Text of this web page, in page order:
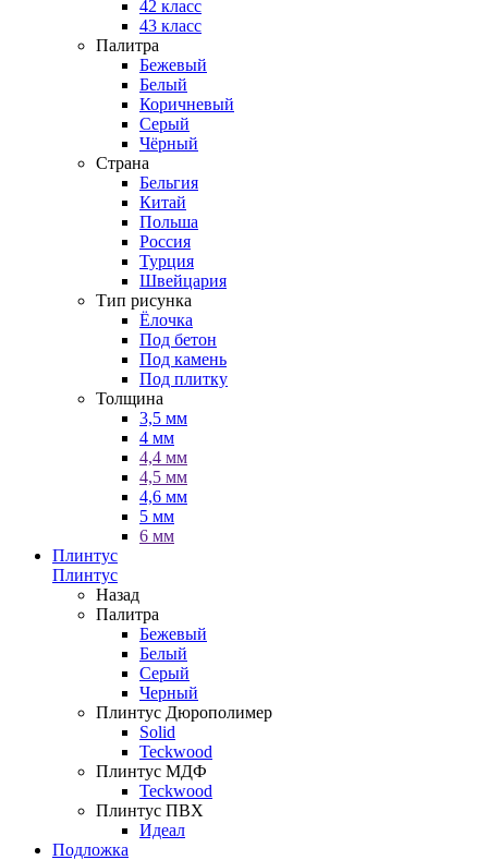
42 класс
43 класс
Палитра
Бежевый
Белый
Коричневый
Серый
Чёрный
Страна
Бельгия
Китай
Польша
Россия
Турция
Швейцария
Тип рисунка
Ёлочка
Под бетон
Под камень
Под плитку
Толщина
3,5 мм
4 мм
4,4 мм
4,5 мм
4,6 мм
5 мм
6 мм
Плинтус
Плинтус
Назад
Палитра
Бежевый
Белый
Серый
Черный
Плинтус Дюрополимер
Solid
Teckwood
Плинтус МДФ
Teckwood
Плинтус ПВХ
Идеал
Подложка